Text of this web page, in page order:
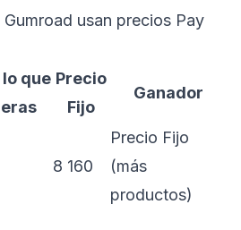
usan precios Pay
lo que Precio
Fijo
Ganador
8 160
Precio Fijo
(más
productos)